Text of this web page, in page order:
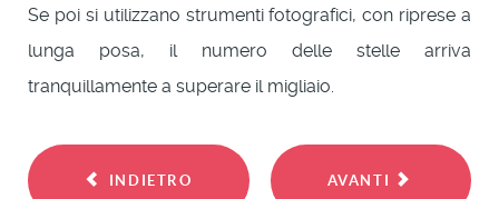
Se poi si utilizzano strumenti fotografici, con riprese a
lunga posa, il numero delle stelle arriva
tranquillamente a superare il migliaio.
INDIETRO AVANTI